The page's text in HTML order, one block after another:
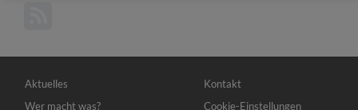
Hauptnavigation
Aktuelles
Wer macht was?
Fußbereichsmenü
Kontakt
Cookie-Einstellungen